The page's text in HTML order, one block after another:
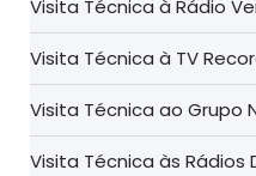
Visita Técnica à Rádio
Visita Técnica à TV
Visita Técnica ao Grupo
Visita Técnica às Rádios